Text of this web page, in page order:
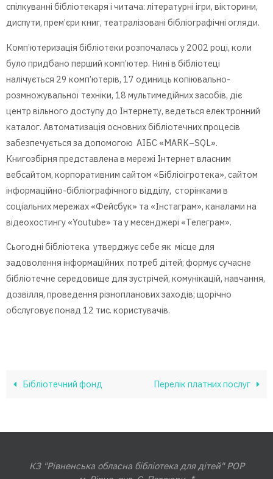
спілкуванні бібліотекаря і читача: літературні ігри, вікторини,
диспути, прем’єри книг, театралізовані бібліографічні огляди.
Комп’ютеризація бібліотеки розпочалась у 2002 році, коли
було придбано перший комп’ютер. Нині в бібліотеці
налічується 29 комп’ютерів, 17 одиниць копіювально-
розмножувальної техніки, 18 мультимедійних засобів, діє
центр вільного доступу до Інтернету, ведеться електронний
каталог. Автоматизація основних бібліотечних процесів
забезпечується за допомогою АІБС «MARK–SQL ».
Книгозбірня представлена в мережі Інтернет власним
вебсайтом, корпоративним сайтом «Бібліоігротека», сайтом
інформаційно-бібліографічного відділу, сторінками в
соціальних мережах «Фейсбук» та «Інстаграм», каналами на
відеохостингу «Youtube» та у месенджері «Телеграм».
Сьогодні бібліотека утверджує себе як місце для
задоволення інформаційних потреб дітей; формує сучасне
бібліотечне середовище для зустрічей, комунікацій, навчання,
дозвілля, проведення різнопланових заходів; щорічно
обслуговує понад 12 тис. користувачів.
Бібліотечний фонд Перелік платних послуг
КЗ "Рівненська обласна бібліотека для дітей" РОР